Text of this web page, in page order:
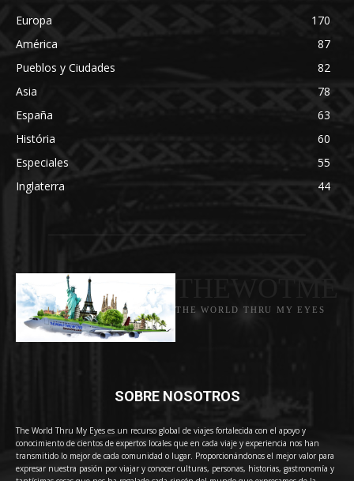
Europa
170
América
87
Pueblos y Ciudades
82
Asia
78
España
63
História
60
Especiales
55
Inglaterra
44
THE WORLD THRU MY EYES
SOBRE NOSOTROS
The World Thru My Eyes es un recurso global de viajes fortalecida con el apoyo y
conocimiento de cientos de expertos locales que en cada viaje y experiencia nos han
transmitido lo mejor de cada comunidad o lugar. Proporcionándonos el mejor valor para
expresar nuestra pasión por viajar y conocer culturas, personas, historias, gastronomía y